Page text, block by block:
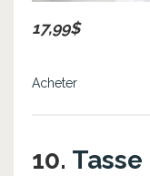
17,99$
Acheter
10.